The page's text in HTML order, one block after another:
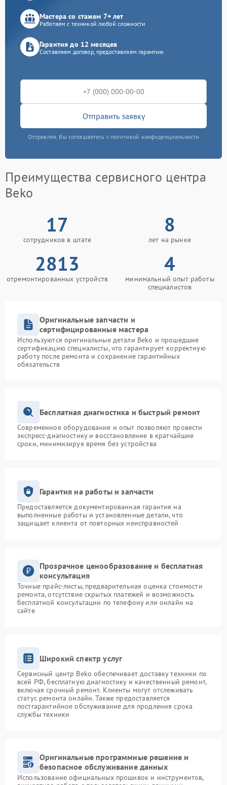
Мастера со стажем 7+ лет
Работаем с техникой любой сложности
Гарантия до 12 месяцев
Составляем договор, предоставляем гарантию
Отправить заявку
Отправляя, Вы соглашаетесь с политикой конфиденциальности
Преимущества сервисного центра
Beko
17
сотрудников в штате
8
лет на рынке
2813
отремонтированных устройств
4
минимальный опыт работы
специалистов
Оригинальные запчасти и
сертифицированные мастера
Используются оригинальные детали Beko и прошедшие
сертификацию специалисты, что гарантирует корректную
работу после ремонта и сохранение гарантийных
обязательств
Бесплатная диагностика и быстрый ремонт
Современное оборудование и опыт позволяют провести
экспресс-диагностику и восстановление в кратчайшие
сроки, минимизируя время без устройства
Гарантия на работы и запчасти
Предоставляется документированная гарантия на
выполненные работы и установленные детали, что
защищает клиента от повторных неисправностей
Прозрачное ценообразование и бесплатная
консультация
Точные прайс-листы, предварительная оценка стоимости
ремонта, отсутствие скрытых платежей и возможность
бесплатной консультации по телефону или онлайн на
сайте
Широкий спектр услуг
Сервисный центр Beko обеспечивает доставку техники по
всей РФ, бесплатную диагностику и качественный ремонт,
включая срочный ремонт. Клиенты могут отслеживать
статус ремонта онлайн. Также предоставляется
постгарантийное обслуживание для продления срока
службы техники
Оригинальные программные решение и
безопасное обслуживание данных
Использование официальных прошивок и инструментов,